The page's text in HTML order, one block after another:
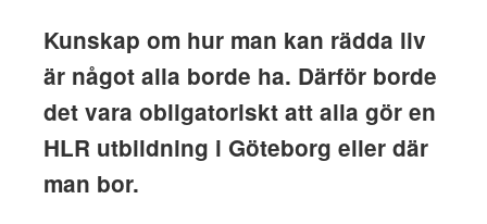
Kunskap om hur man kan rädda liv
är något alla borde ha. Därför borde
det vara obligatoriskt att alla gör en
HLR utbildning i Göteborg eller där
man bor.